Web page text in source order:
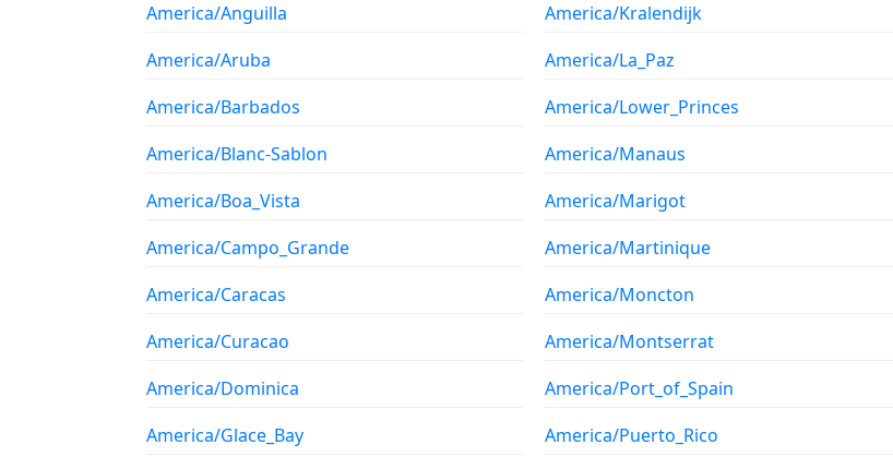
America/Anguilla
America/Aruba
America/Barbados
America/Blanc-Sablon
America/Boa_Vista
America/Campo_Grande
America/Caracas
America/Curacao
America/Dominica
America/Glace_Bay
America/Kralendijk
America/La_Paz
America/Lower_Princes
America/Manaus
America/Marigot
America/Martinique
America/Moncton
America/Montserrat
America/Port_of_Spain
America/Puerto_Rico